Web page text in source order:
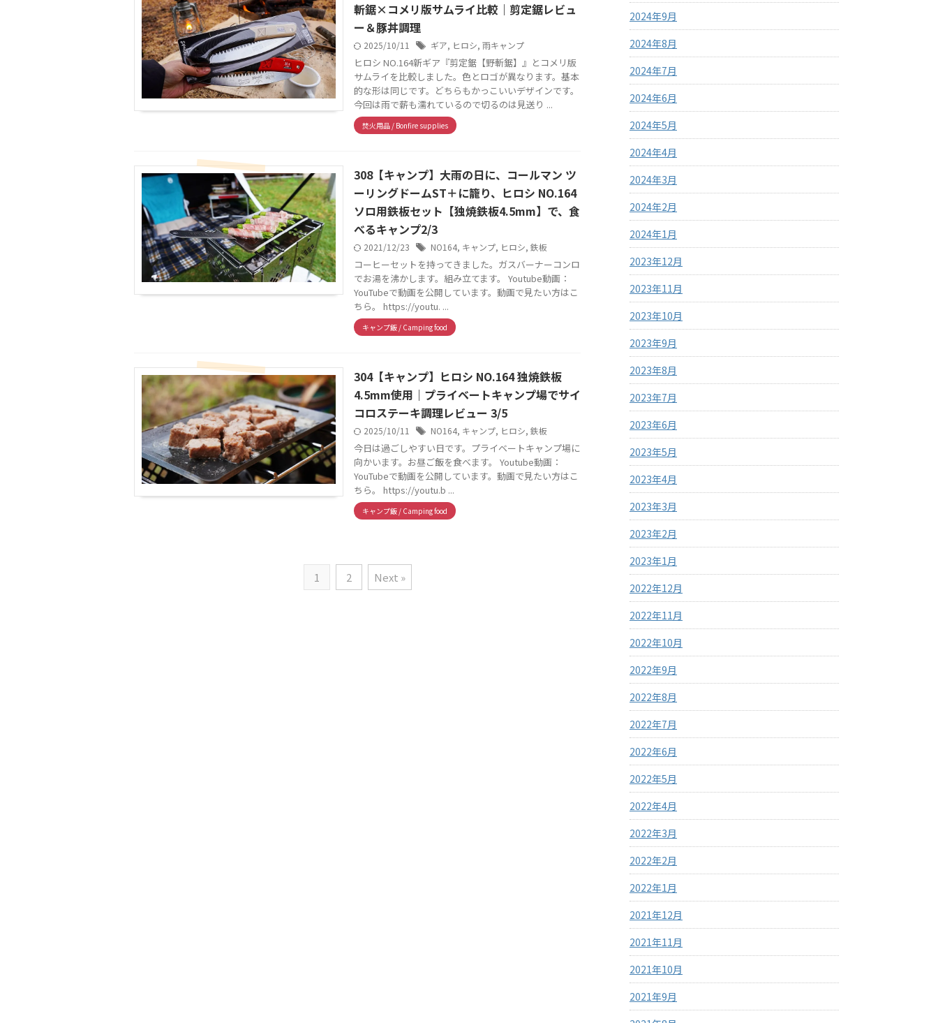
斬鋸×コメリ版サムライ比較｜剪定鋸レビュ
ー＆豚丼調理
2025/10/11 ギア, ヒロシ, 雨キャンプ
ヒロシ NO.164新ギア『剪定鋸【野斬鋸】』とコメリ版
サムライを比較しました。色とロゴが異なります。基本
的な形は同じです。どちらもかっこいいデザインです。
今回は雨で薪も濡れているので切るのは見送り ...
焚火用品 / Bonfire supplies
308【キャンプ】大雨の日に、コールマン ツ
ーリングドームST＋に籠り、ヒロシ NO.164
ソロ用鉄板セット【独焼鉄板4.5mm】で、食
べるキャンプ2/3
2021/12/23 NO164, キャンプ, ヒロシ, 鉄板
コーヒーセットを持ってきました。ガスバーナーコンロ
でお湯を沸かします。組み立てます。 Youtube動画：
YouTubeで動画を公開しています。動画で見たい方はこ
ちら。 https://youtu. ...
キャンプ飯 / Camping food
304【キャンプ】ヒロシ NO.164 独焼鉄板
4.5mm使用｜プライベートキャンプ場でサイ
コロステーキ調理レビュー 3/5
2025/10/11 NO164, キャンプ, ヒロシ, 鉄板
今日は過ごしやすい日です。プライベートキャンプ場に
向かいます。お昼ご飯を食べます。 Youtube動画：
YouTubeで動画を公開しています。動画で見たい方はこ
ちら。 https://youtu.b ...
キャンプ飯 / Camping food
1 2 Next »
2024年9月
2024年8月
2024年7月
2024年6月
2024年5月
2024年4月
2024年3月
2024年2月
2024年1月
2023年12月
2023年11月
2023年10月
2023年9月
2023年8月
2023年7月
2023年6月
2023年5月
2023年4月
2023年3月
2023年2月
2023年1月
2022年12月
2022年11月
2022年10月
2022年9月
2022年8月
2022年7月
2022年6月
2022年5月
2022年4月
2022年3月
2022年2月
2022年1月
2021年12月
2021年11月
2021年10月
2021年9月